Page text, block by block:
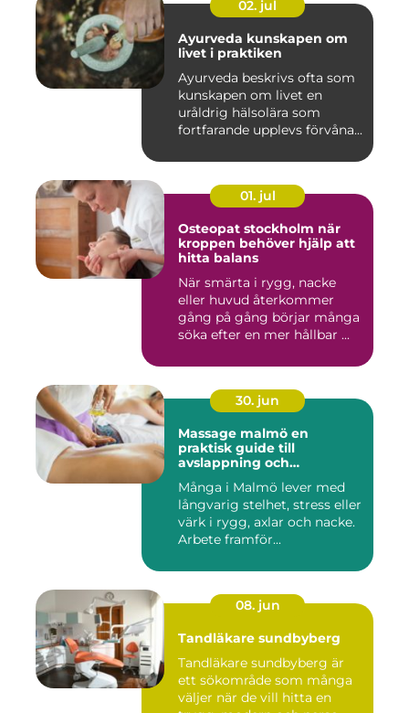
02. jul
Ayurveda kunskapen om
livet i praktiken
Ayurveda beskrivs ofta som
kunskapen om livet en
uråldrig hälsolära som
fortfarande upplevs förvåna...
01. jul
Osteopat stockholm när
kroppen behöver hjälp att
hitta balans
När smärta i rygg, nacke
eller huvud återkommer
gång på gång börjar många
söka efter en mer hållbar ...
30. jun
Massage malmö en
praktisk guide till
avslappning och
Många i Malmö lever med
långvarig stelhet, stress eller
värk i rygg, axlar och nacke.
Arbete framför...
08. jun
Tandläkare sundbyberg
Tandläkare sundbyberg är
ett sökområde som många
väljer när de vill hitta en